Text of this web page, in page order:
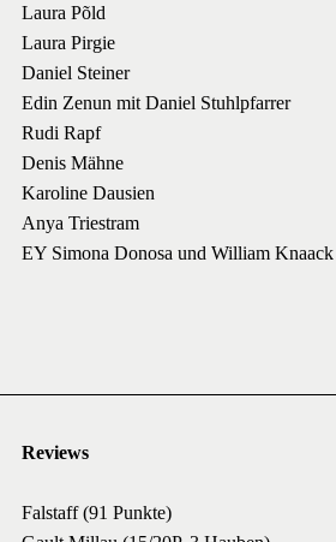
Laura Põld
Laura Pirgie
Daniel Steiner
Edin Zenun mit Daniel Stuhlpfarrer
Rudi Rapf
Denis Mähne
Karoline Dausien
Anya Triestram
EY Simona Donosa und William Knaack
Reviews
Falstaff (91 Punkte)